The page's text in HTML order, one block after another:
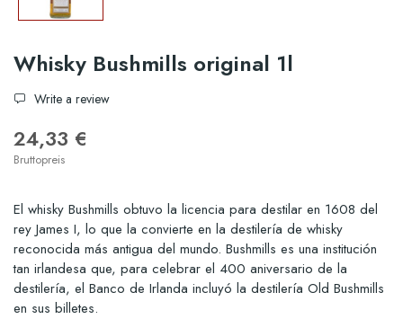
Whisky Bushmills original 1l
Write a review
24,33 €
Bruttopreis
El whisky Bushmills obtuvo la licencia para destilar en 1608 del
rey James I, lo que la convierte en la destilería de whisky
reconocida más antigua del mundo. Bushmills es una institución
tan irlandesa que, para celebrar el 400 aniversario de la
destilería, el Banco de Irlanda incluyó la destilería Old Bushmills
en sus billetes.